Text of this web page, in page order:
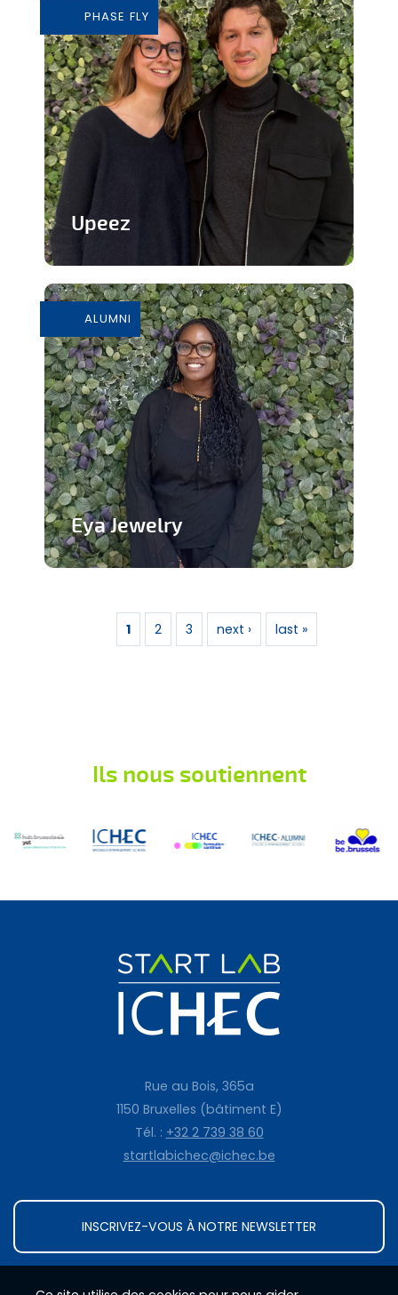
En savoir plus
PHASE FLY
Upeez
grillons
En savoir plus
ALUMNI
Eya Jewelry
En savoir plus
1 2 3 next › last »
Ils nous soutiennent
Rue au Bois, 365a
1150 Bruxelles (bâtiment E)
Tél. : +32 2 739 38 60
startlabichec@ichec.be
INSCRIVEZ-VOUS À NOTRE NEWSLETTER